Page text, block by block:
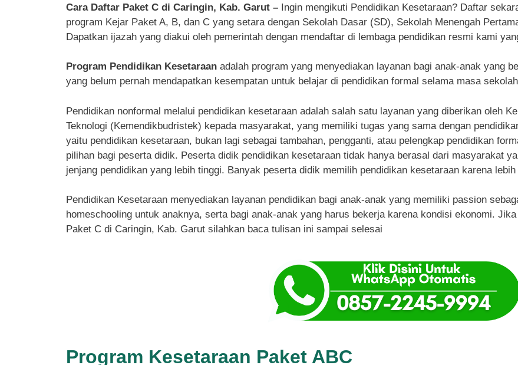
Cara Daftar Paket C di Caringin, Kab. Garut – Ingin mengikuti Pendidikan Kesetaraan? Daftar
program Kejar Paket A, B, dan C yang setara dengan Sekolah Dasar (SD), Sekolah Menengah
Dapatkan ijazah yang diakui oleh pemerintah dengan mendaftar di lembaga pendidikan resmi kami
Program Pendidikan Kesetaraan adalah program yang menyediakan layanan bagi anak-anak yang
yang belum pernah mendapatkan kesempatan untuk belajar di pendidikan formal selama masa
Pendidikan nonformal melalui pendidikan kesetaraan adalah salah satu layanan yang diberikan oleh
Teknologi (Kemendikbudristek) kepada masyarakat, yang memiliki tugas yang sama dengan
yaitu pendidikan kesetaraan, bukan lagi sebagai tambahan, pengganti, atau pelengkap pendidikan
pilihan bagi peserta didik. Peserta didik pendidikan kesetaraan tidak hanya berasal dari masyarakat
jenjang pendidikan yang lebih tinggi. Banyak peserta didik memilih pendidikan kesetaraan karena
Pendidikan Kesetaraan menyediakan layanan pendidikan bagi anak-anak yang memiliki passion
homeschooling untuk anaknya, serta bagi anak-anak yang harus bekerja karena kondisi ekonomi.
Paket C di Caringin, Kab. Garut silahkan baca tulisan ini sampai selesai
Program Kesetaraan Paket ABC